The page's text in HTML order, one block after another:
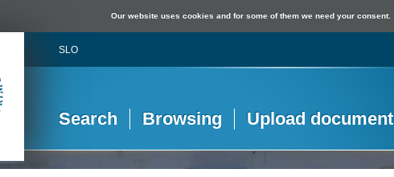
Our website uses cookies and for some of them we need your consent.
SLO
Search Browsing Upload document